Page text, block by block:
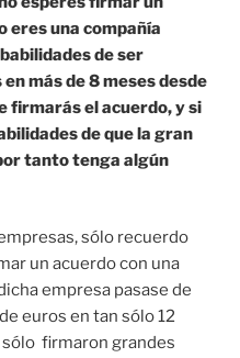
eres una compañía
de ser
más de 8 meses desde
firmarás el acuerdo, y si
de que la gran
tanto tenga algún
sólo recuerdo
un acuerdo con una
empresa pasase de
euros en tan sólo 12
firmaron grandes